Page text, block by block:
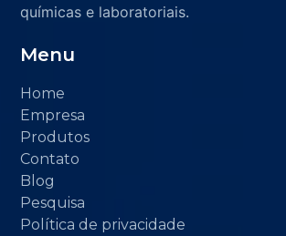
químicas e laboratoriais.
Menu
Home
Empresa
Produtos
Contato
Blog
Pesquisa
Política de privacidade